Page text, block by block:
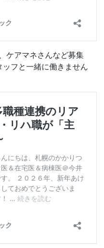
ケアマネさんなど募集
フと一緒に働きません